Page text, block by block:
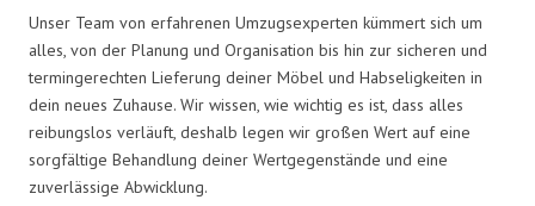
Unser Team von erfahrenen Umzugsexperten kümmert sich um
alles, von der Planung und Organisation bis hin zur sicheren und
termingerechten Lieferung deiner Möbel und Habseligkeiten in
dein neues Zuhause. Wir wissen, wie wichtig es ist, dass alles
reibungslos verläuft, deshalb legen wir großen Wert auf eine
sorgfältige Behandlung deiner Wertgegenstände und eine
zuverlässige Abwicklung.